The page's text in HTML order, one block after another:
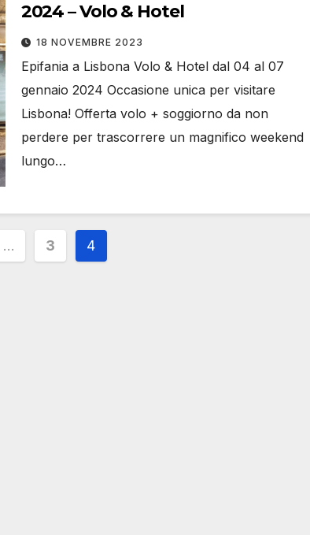
2024 – Volo & Hotel
18 NOVEMBRE 2023
Epifania a Lisbona Volo & Hotel dal 04 al 07
gennaio 2024 Occasione unica per visitare
Lisbona! Offerta volo + soggiorno da non
perdere per trascorrere un magnifico weekend
lungo…
… 3 4